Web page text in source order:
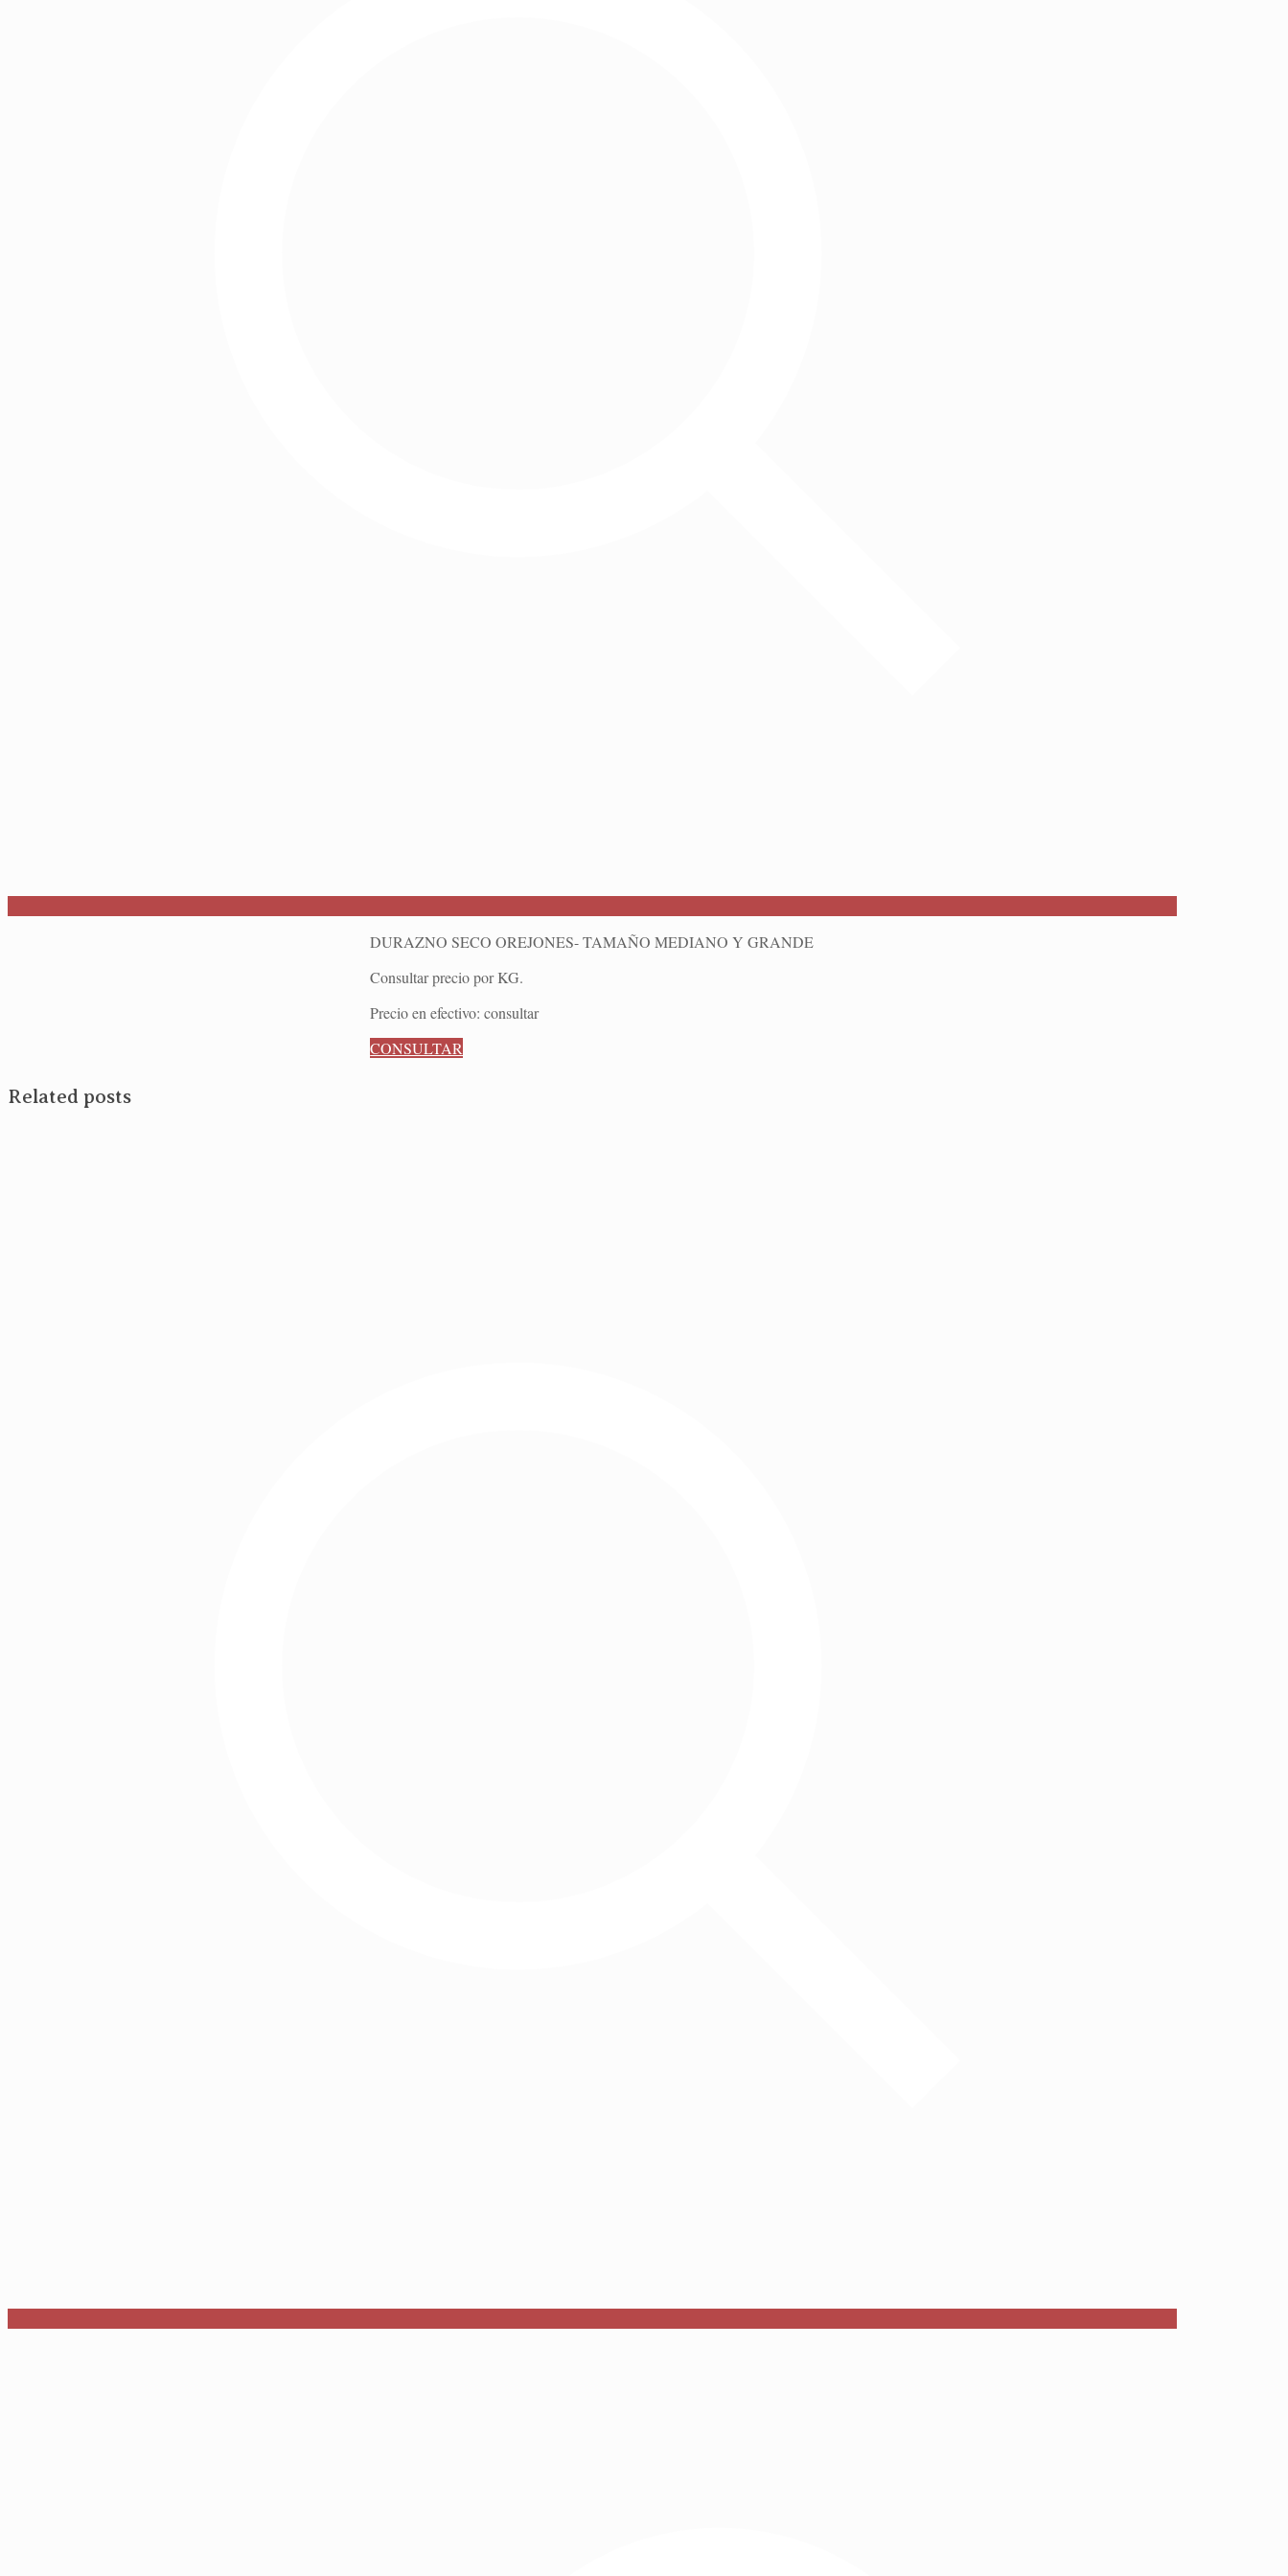
DURAZNO SECO OREJONES- TAMAÑO MEDIANO Y GRANDE
Consultar precio por KG.
Precio en efectivo: consultar
CONSULTAR
Related posts